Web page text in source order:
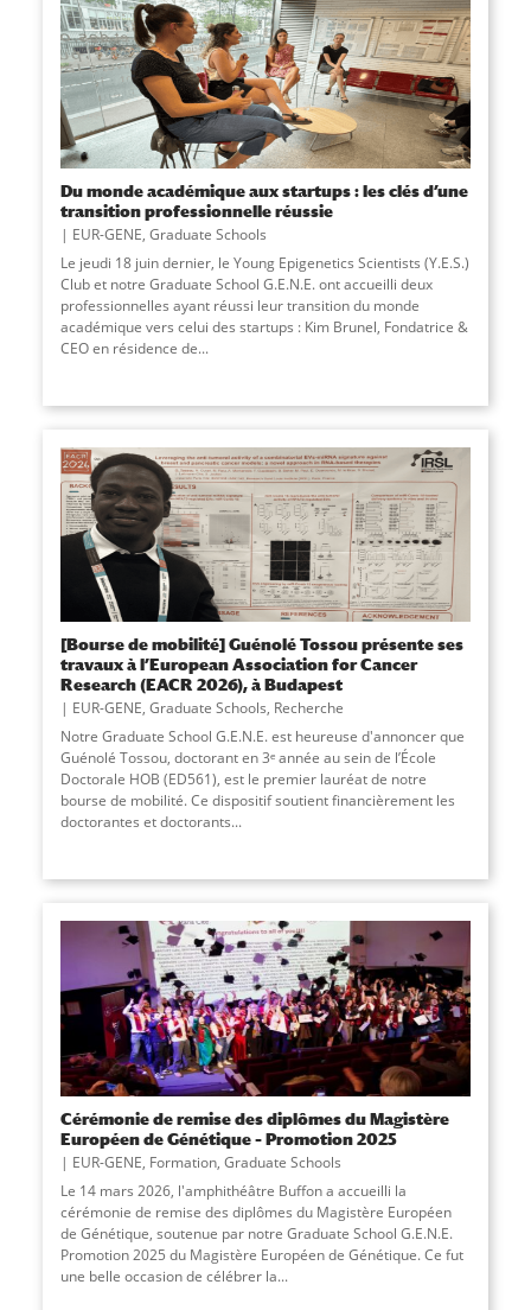
Du monde académique aux startups : les clés d’une
transition professionnelle réussie
EUR-GENE, Graduate Schools
Le jeudi 18 juin dernier, le Young Epigenetics Scientists (Y.E.S.)
Club et notre Graduate School G.E.N.E. ont accueilli deux
professionnelles ayant réussi leur transition du monde
académique vers celui des startups : Kim Brunel, Fondatrice &
CEO en résidence de...
[Bourse de mobilité] Guénolé Tossou présente ses
travaux à l’European Association for Cancer
Research (EACR 2026), à Budapest
EUR-GENE, Graduate Schools, Recherche
Notre Graduate School G.E.N.E. est heureuse d'annoncer que
Guénolé Tossou, doctorant en 3ᵉ année au sein de l’École
Doctorale HOB (ED561), est le premier lauréat de notre
bourse de mobilité. Ce dispositif soutient financièrement les
doctorantes et doctorants...
Cérémonie de remise des diplômes du Magistère
Européen de Génétique – Promotion 2025
EUR-GENE, Formation, Graduate Schools
Le 14 mars 2026, l'amphithéâtre Buffon a accueilli la
cérémonie de remise des diplômes du Magistère Européen
de Génétique, soutenue par notre Graduate School G.E.N.E.
Promotion 2025 du Magistère Européen de Génétique. Ce fut
une belle occasion de célébrer la...